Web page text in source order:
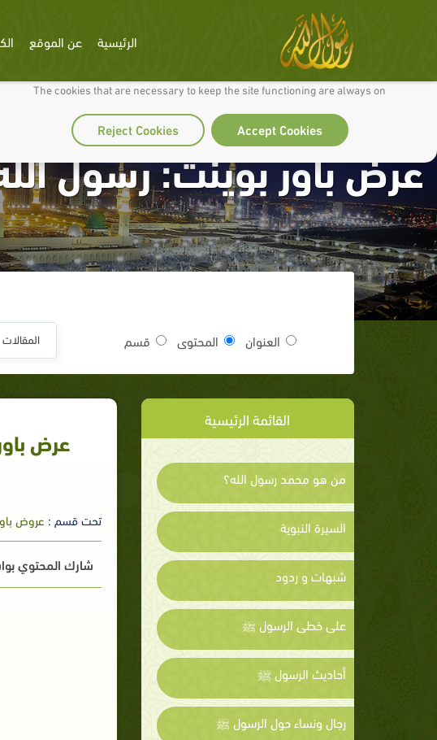
We use cookies to make our site work well for you and so we can continually improve it.
The cookies that are necessary to keep the site functioning are always on
Accept Cookies
Reject Cookies
الرئيسية عن الموقع
عرض باور بوينت: رسول
العنوان المحتوى قسم المقالات
القائمة الرئيسية
من هو محمد رسول الله؟
السيرة النبوية
شبهات و ردود
على خطى الرسول ﷺ
أحاديث الرسول ﷺ
رجال ونساء حول الرسول ﷺ
عرض
تحت قسم : عروض
شارك المحتوي